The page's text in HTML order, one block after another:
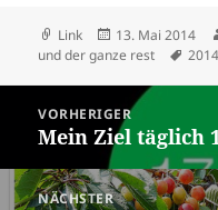
Format
Link
Veröffentlicht
am
13. Mai 2014
und der ganze rest
2014
Beitragsnavigation
VORHERIGER
Vorheriger
Beitrag:
Mein Ziel täglich
NÄCHSTER